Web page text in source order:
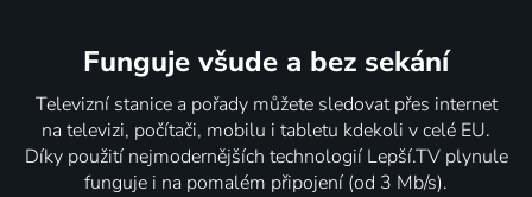
Funguje všude a bez sekání
Televizní stanice a pořady můžete sledovat přes internet
na televizi, počítači, mobilu i tabletu kdekoli v celé EU.
Díky použití nejmodernějších technologií Lepší.TV plynule
funguje i na pomalém připojení (od 3 Mb/s).